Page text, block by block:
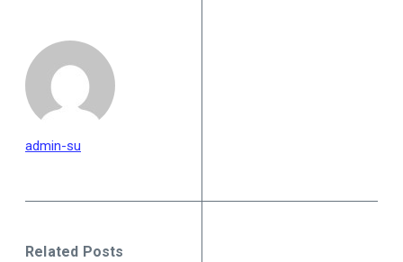
admin-su
Related Posts